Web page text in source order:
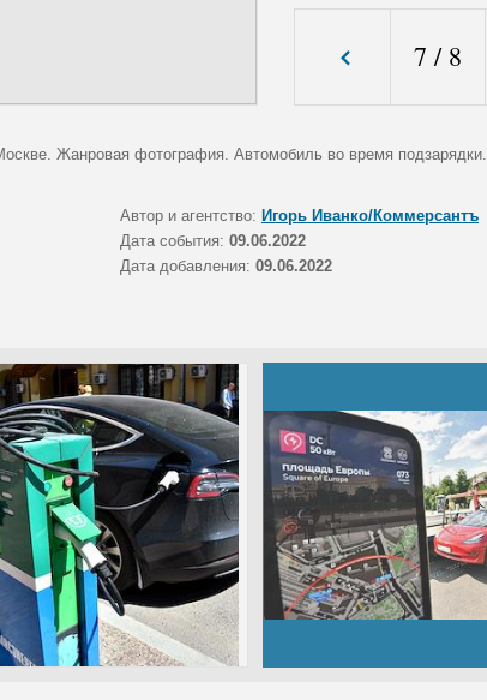
7 / 8
Жанровая фотография. Автомобиль во время подзарядки.
Автор и агентство: Игорь Иванко/Коммерсантъ
Дата события: 09.06.2022
Дата добавления: 09.06.2022